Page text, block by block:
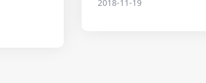
2018-11-19